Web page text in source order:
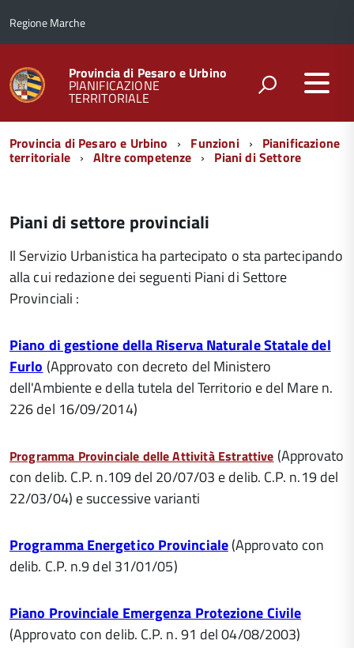
Regione Marche
Provincia di Pesaro e Urbino
PIANIFICAZIONE
TERRITORIALE
Menu
di
Provincia di Pesaro e Urbino Funzioni Pianificazione
territoriale Altre competenze Piani di Settore
Piani di settore provinciali
Il Servizio Urbanistica ha partecipato o sta partecipando
alla cui redazione dei seguenti Piani di Settore
Provinciali :
Piano di gestione della Riserva Naturale Statale del
Furlo (Approvato con decreto del Ministero
dell'Ambiente e della tutela del Territorio e del Mare n.
226 del 16/09/2014)
Programma Provinciale delle Attività Estrattive (Approvato
con delib. C.P. n.109 del 20/07/03 e delib. C.P. n.19 del
22/03/04) e successive varianti
Programma Energetico Provinciale(Approvato con
delib. C.P. n.9 del 31/01/05)
Piano Provinciale Emergenza Protezione Civile
(Approvato con delib. C.P. n. 91 del 04/08/2003)